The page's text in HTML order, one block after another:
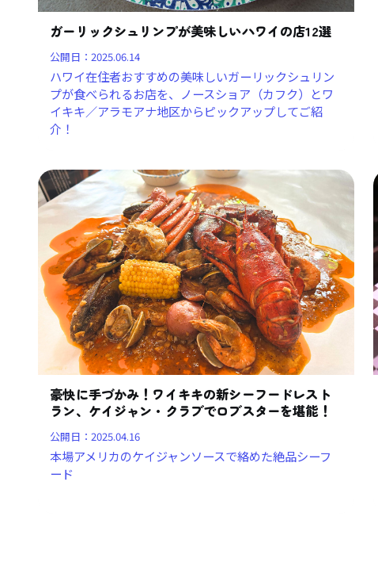
ガーリックシュリンプが美味しいハワイの店12選
公開日：2025.06.14
ハワイ在住者おすすめの美味しいガーリックシュリン
プが食べられるお店を、ノースショア（カフク）とワ
イキキ／アラモアナ地区からピックアップしてご紹
介！
豪快に手づかみ！ワイキキの新シーフードレスト
ラン、ケイジャン・クラブでロブスターを堪能！
公開日：2025.04.16
本場アメリカのケイジャンソースで絡めた絶品シーフ
ード